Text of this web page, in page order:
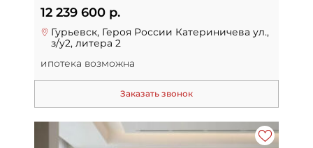
12 239 600 р.
Гурьевск, Героя России Катериничева ул.,
з/у2, литера 2
ипотека возможна
Заказать звонок